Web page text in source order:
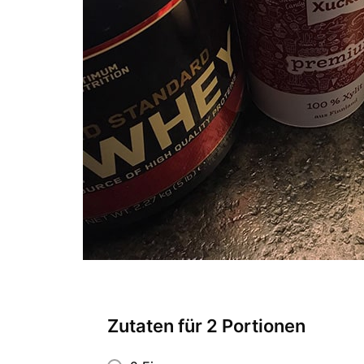
Zutaten für 2 Portionen